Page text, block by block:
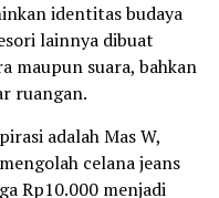
identitas budaya
lainnya dibuat
maupun suara, bahkan
ruangan.
adalah Mas W,
celana jeans
Rp10.000 menjadi